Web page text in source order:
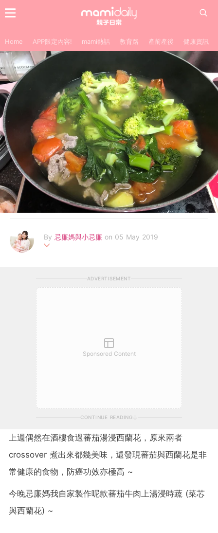
Home APP限定內容! mami熱話 教育路 產前產後 健康資訊
【蕃茄牛肉上湯浸時蔬】
健康食譜 專欄分享 bloggers
By 忌廉媽與小忌廉 on 05 May 2019
等，現多了這處與大家一起分享。享受每天與小忌廉相處時間，望
與女兒體驗和接觸新事物，陪伴她一起成長。
Facebook : http://www.facebook.com/littlepinkfulworld
Instagram : @littlepinkfulworld
littlepinkfulworld@gmail.com
ADVERTISEMENT
Sponsored Content
CONTINUE READING
上週偶然在酒樓食過蕃茄湯浸西蘭花，原來兩者
crossover 煮出來都幾美味，還發現蕃茄與西蘭花是非
常健康的食物，防癌功效亦極高 ~
今晚忌廉媽我自家製作呢款蕃茄牛肉上湯浸時蔬 (菜芯
與西蘭花) ~